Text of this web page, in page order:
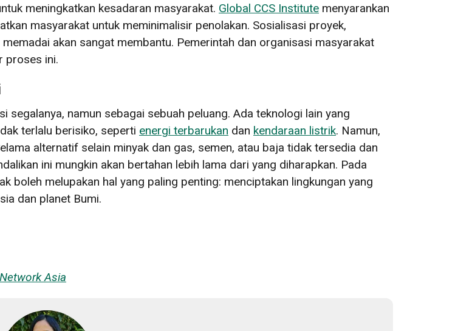
meningkatkan kesadaran masyarakat. Global CCS Institute menyarankan
masyarakat untuk meminimalisir penolakan. Sosialisasi proyek,
akan sangat membantu. Pemerintah dan organisasi masyarakat
proses ini.
segalanya, namun sebagai sebuah peluang. Ada teknologi lain yang
terlalu berisiko, seperti energi terbarukan dan kendaraan listrik. Namun,
alternatif selain minyak dan gas, semen, atau baja tidak tersedia dan
ini mungkin akan bertahan lebih lama dari yang diharapkan. Pada
boleh melupakan hal yang paling penting: menciptakan lingkungan yang
dan planet Bumi.
Asia